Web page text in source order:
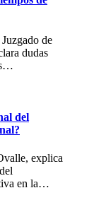
de
dudas
del
explica
en la…